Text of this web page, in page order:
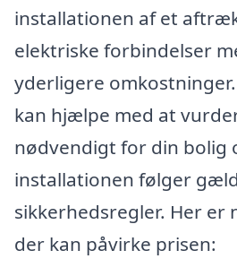
installationen af et
elektriske forbindelser
yderligere
kan hjælpe med at
nødvendigt for din bolig
installationen følger
sikkerhedsregler. Her er
der kan påvirke prisen: